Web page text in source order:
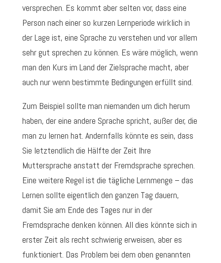
versprechen. Es kommt aber selten vor, dass eine
Person nach einer so kurzen Lernperiode wirklich in
der Lage ist, eine Sprache zu verstehen und vor allem
sehr gut sprechen zu können. Es wäre möglich, wenn
man den Kurs im Land der Zielsprache macht, aber
auch nur wenn bestimmte Bedingungen erfüllt sind.
Zum Beispiel sollte man niemanden um dich herum
haben, der eine andere Sprache spricht, außer der, die
man zu lernen hat. Andernfalls könnte es sein, dass
Sie letztendlich die Hälfte der Zeit Ihre
Muttersprache anstatt der Fremdsprache sprechen.
Eine weitere Regel ist die tägliche Lernmenge – das
Lernen sollte eigentlich den ganzen Tag dauern,
damit Sie am Ende des Tages nur in der
Fremdsprache denken können. All dies könnte sich in
erster Zeit als recht schwierig erweisen, aber es
funktioniert. Das Problem bei dem oben genannten